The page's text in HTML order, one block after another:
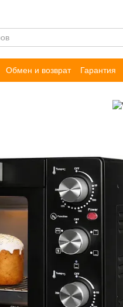
Обмен и возврат Гарантия
Договор публичной